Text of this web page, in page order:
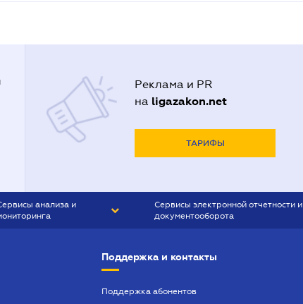
Реклама и PR
на ligazakon.net
ТАРИФЫ
анализа и
Сервисы электронной отчетности и
документооборота
Поддержка и контакты
Поддержка абонентов